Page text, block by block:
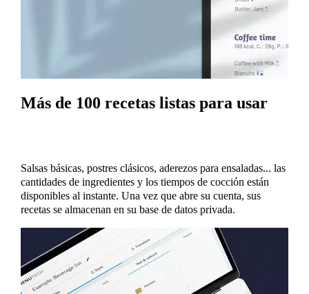
Más de 100 recetas listas para usar
Salsas básicas, postres clásicos, aderezos para ensaladas... las
cantidades de ingredientes y los tiempos de cocción están
disponibles al instante. Una vez que abre su cuenta, sus
recetas se almacenan en su base de datos privada.